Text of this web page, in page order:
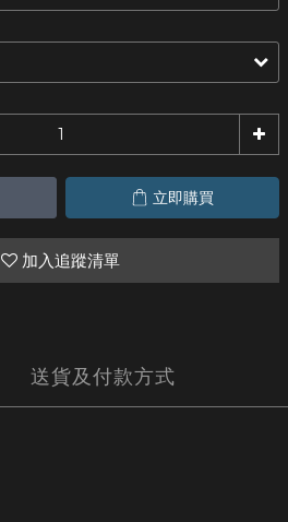
立即購買
加入追蹤清單
送貨及付款方式